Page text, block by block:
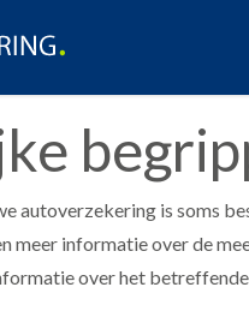
autoverzekering is soms
meer informatie over de
over het